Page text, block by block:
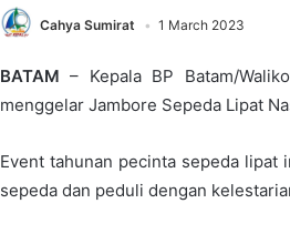
Cahya Sumirat 1 March 2023
BATAM – Kepala BP Batam/
menggelar Jambore Sepeda Lipat
Event tahunan pecinta sepeda lipat
sepeda dan peduli dengan